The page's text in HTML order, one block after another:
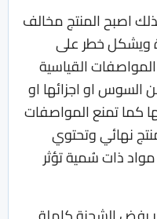
اصبح المنتج مخالف
ويشكل خطر على
القياسية
السوس او اجزائها او
كما تمنع المواصفات
نهائي وتحتوي
ذات سُمية تؤثر